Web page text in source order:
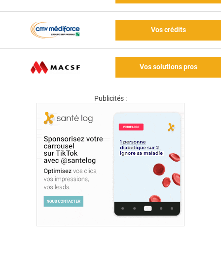
Vos crédits
Vos solutions pros
Publicités :